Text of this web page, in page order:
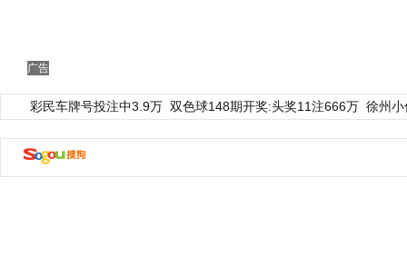
广告
彩民车牌号投注中3.9万 双色球148期开奖:头奖11注666万 徐州